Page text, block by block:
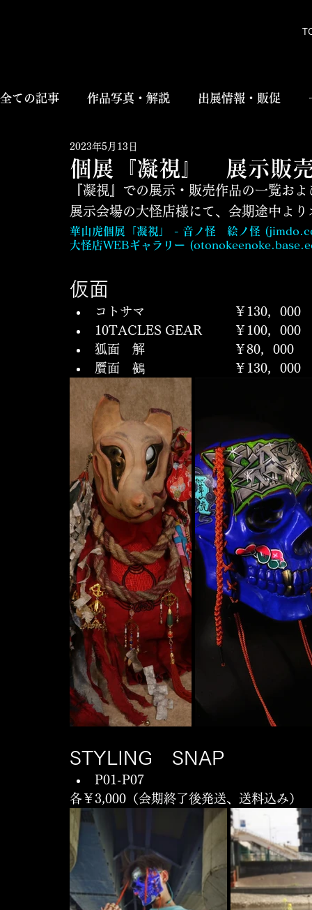
全ての記事 作品写真・解説 出展情報・販促
個展『凝視』 展示販
2023年5月13日
『凝視』での展示・販売作品の一覧お
展示会場の大怪店様にて、会期途中よ
華山虎個展「凝視」 - 音ノ怪　絵ノ怪
大怪店WEBギャラリー
仮面
コトサマ				￥130，000
10TACLES GEAR		￥100，000
狐面　解				￥80，000
贋面　鵺				￥130，000
STYLING　SNAP
P01-P07
各￥3,000（会期終了後発送、送料込み）